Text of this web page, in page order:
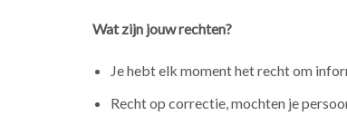
Wat zijn jouw rechten?
Je hebt elk moment het recht om
Recht op correctie, mochten je